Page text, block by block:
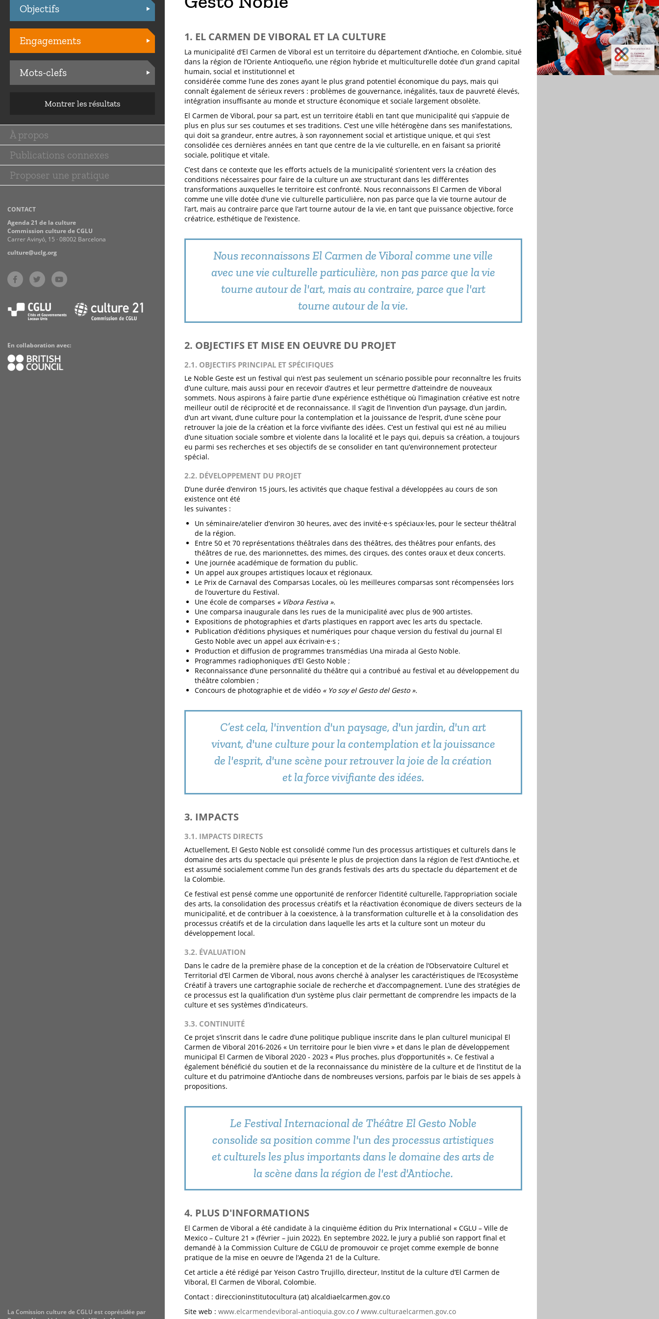
Practices
Objectifs
Engagements
Mots-clefs
Montrer les résultats
Main
navigation
À propos
Publications connexes
Proposer une pratique
CONTACT
Agenda 21 de la culture
Commission culture de CGLU
Carrer Avinyó, 15 · 08002 Barcelona
culture@uclg.org
La Comission culture de CGLU est coprésidée par
En collaboration avec:
1. EL CARMEN DE VIBORAL ET LA CULTURE
La municipalité d’El Carmen de Viboral est un territoire du département d’Antioche, en Colombie, situé
dans la région de l’Oriente Antioqueño, une région hybride et multiculturelle dotée d’un grand capital
humain, social et institutionnel et
considérée comme l’une des zones ayant le plus grand potentiel économique du pays, mais qui
connaît également de sérieux revers : problèmes de gouvernance, inégalités, taux de pauvreté élevés,
intégration insuffisante au monde et structure économique et sociale largement obsolète.
El Carmen de Viboral, pour sa part, est un territoire établi en tant que municipalité qui s’appuie de
plus en plus sur ses coutumes et ses traditions. C’est une ville hétérogène dans ses manifestations,
qui doit sa grandeur, entre autres, à son rayonnement social et artistique unique, et qui s’est
consolidée ces dernières années en tant que centre de la vie culturelle, en en faisant sa priorité
sociale, politique et vitale.
C’est dans ce contexte que les efforts actuels de la municipalité s’orientent vers la création des
conditions nécessaires pour faire de la culture un axe structurant dans les différentes
transformations auxquelles le territoire est confronté. Nous reconnaissons El Carmen de Viboral
comme une ville dotée d’une vie culturelle particulière, non pas parce que la vie tourne autour de
l’art, mais au contraire parce que l’art tourne autour de la vie, en tant que puissance objective, force
créatrice, esthétique de l’existence.
Nous reconnaissons El Carmen de Viboral comme une ville
avec une vie culturelle particulière, non pas parce que la vie
tourne autour de l'art, mais au contraire, parce que l'art
tourne autour de la vie.
2. OBJECTIFS ET MISE EN OEUVRE DU PROJET
2.1. OBJECTIFS PRINCIPAL ET SPÉCIFIQUES
Le Noble Geste est un festival qui n’est pas seulement un scénario possible pour reconnaître les fruits
d’une culture, mais aussi pour en recevoir d’autres et leur permettre d’atteindre de nouveaux
sommets. Nous aspirons à faire partie d’une expérience esthétique où l’imagination créative est notre
meilleur outil de réciprocité et de reconnaissance. Il s’agit de l’invention d’un paysage, d’un jardin,
d’un art vivant, d’une culture pour la contemplation et la jouissance de l’esprit, d’une scène pour
retrouver la joie de la création et la force vivifiante des idées. C’est un festival qui est né au milieu
d’une situation sociale sombre et violente dans la localité et le pays qui, depuis sa création, a toujours
eu parmi ses recherches et ses objectifs de se consolider en tant qu’environnement protecteur
spécial.
2.2. DÉVELOPPEMENT DU PROJET
D’une durée d’environ 15 jours, les activités que chaque festival a développées au cours de son
existence ont été
les suivantes :
Un séminaire/atelier d’environ 30 heures, avec des invité·e·s spéciaux·les, pour le secteur théâtral
de la région.
Entre 50 et 70 représentations théâtrales dans des théâtres, des théâtres pour enfants, des
théâtres de rue, des marionnettes, des mimes, des cirques, des contes oraux et deux concerts.
Une journée académique de formation du public.
Un appel aux groupes artistiques locaux et régionaux.
Le Prix de Carnaval des Comparsas Locales, où les meilleures comparsas sont récompensées lors
de l’ouverture du Festival.
Une école de comparses « Víbora Festiva ».
Une comparsa inaugurale dans les rues de la municipalité avec plus de 900 artistes.
Expositions de photographies et d’arts plastiques en rapport avec les arts du spectacle.
Publication d’éditions physiques et numériques pour chaque version du festival du journal El
Gesto Noble avec un appel aux écrivain·e·s ;
Production et diffusion de programmes transmédias Una mirada al Gesto Noble.
Programmes radiophoniques d’El Gesto Noble ;
Reconnaissance d’une personnalité du théâtre qui a contribué au festival et au développement du
théâtre colombien ;
Concours de photographie et de vidéo « Yo soy el Gesto del Gesto ».
C’est cela, l'invention d'un paysage, d'un jardin, d'un art
vivant, d'une culture pour la contemplation et la jouissance
de l'esprit, d'une scène pour retrouver la joie de la création
et la force vivifiante des idées.
3. IMPACTS
3.1. IMPACTS DIRECTS
Actuellement, El Gesto Noble est consolidé comme l’un des processus artistiques et culturels dans le
domaine des arts du spectacle qui présente le plus de projection dans la région de l’est d’Antioche, et
est assumé socialement comme l’un des grands festivals des arts du spectacle du département et de
la Colombie.
Ce festival est pensé comme une opportunité de renforcer l’identité culturelle, l’appropriation sociale
des arts, la consolidation des processus créatifs et la réactivation économique de divers secteurs de la
municipalité, et de contribuer à la coexistence, à la transformation culturelle et à la consolidation des
processus créatifs et de la circulation dans laquelle les arts et la culture sont un moteur du
développement local.
3.2. ÉVALUATION
Dans le cadre de la première phase de la conception et de la création de l’Observatoire Culturel et
Territorial d’El Carmen de Viboral, nous avons cherché à analyser les caractéristiques de l’Ecosystème
Créatif à travers une cartographie sociale de recherche et d’accompagnement. L’une des stratégies de
ce processus est la qualification d’un système plus clair permettant de comprendre les impacts de la
culture et ses systèmes d’indicateurs.
3.3. CONTINUITÉ
Ce projet s’inscrit dans le cadre d’une politique publique inscrite dans le plan culturel municipal El
Carmen de Viboral 2016-2026 « Un territoire pour le bien vivre » et dans le plan de développement
municipal El Carmen de Viboral 2020 - 2023 « Plus proches, plus d’opportunités ». Ce festival a
également bénéficié du soutien et de la reconnaissance du ministère de la culture et de l’institut de la
culture et du patrimoine d’Antioche dans de nombreuses versions, parfois par le biais de ses appels à
propositions.
Le Festival Internacional de Théâtre El Gesto Noble
consolide sa position comme l'un des processus artistiques
et culturels les plus importants dans le domaine des arts de
la scène dans la région de l'est d'Antioche.
4. PLUS D'INFORMATIONS
El Carmen de Viboral a été candidate à la cinquième édition du Prix International « CGLU – Ville de
Mexico – Culture 21 » (février – juin 2022). En septembre 2022, le jury a publié son rapport final et
demandé à la Commission Culture de CGLU de promouvoir ce projet comme exemple de bonne
pratique de la mise en oeuvre de l’Agenda 21 de la Culture.
Cet article a été rédigé par Yeison Castro Trujillo, directeur, Institut de la culture d’El Carmen de
Viboral, El Carmen de Viboral, Colombie.
Contact : direccioninstitutocultura (at) alcaldiaelcarmen.gov.co
Site web : www.elcarmendeviboral-antioquia.gov.co / www.culturaelcarmen.gov.co